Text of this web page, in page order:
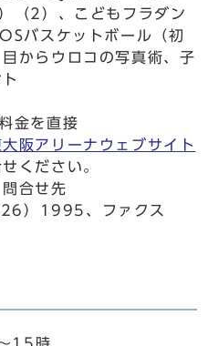
（2）、こどもフラダン
バスケットボール（初
からウロコの写真術、子
金を直接
大阪アリーナウェブサイト
ください。
合せ先
）1995、ファクス